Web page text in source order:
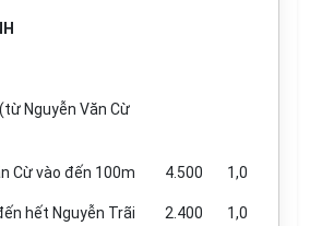
Nguyễn Văn Cừ
Cừ vào đến 100m 4.500 1,0
ến hết Nguyễn Trãi 2.400 1,0